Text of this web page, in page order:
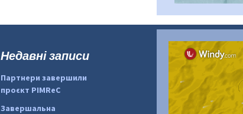
#PipIvanToday
Недавні записи
Партнери завершили
проєкт PIMReC
Завершальна